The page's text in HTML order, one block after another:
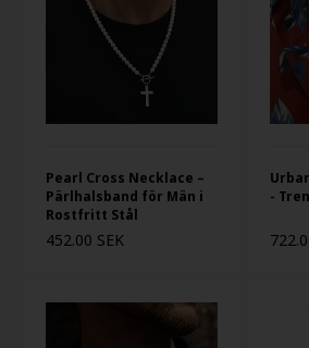
Pearl Cross Necklace –
Pärlhalsband för Män i
Rostfritt Stål
452.00 SEK
-